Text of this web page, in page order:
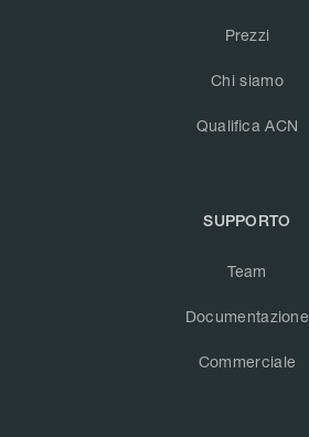
Prezzi
Chi siamo
Qualifica ACN
SUPPORTO
Team
Documentazione
Commerciale